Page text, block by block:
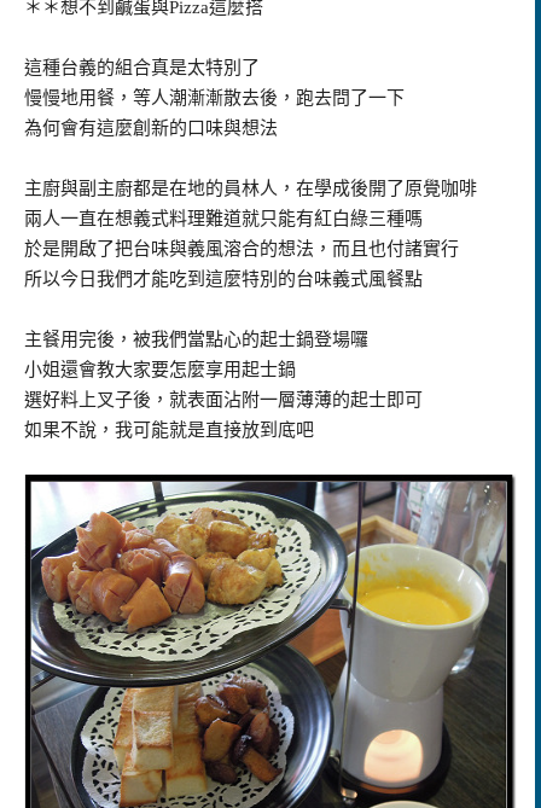
＊＊想不到 鹹蛋與Pizza這麼搭
這種台義的組合真是太特別了
慢慢地用餐，等人潮漸漸散去後，跑去問了一下
為何會有這麼創新的口味與想法
主廚與副主廚都是在地的員林人，在學成後開了原覺咖啡
兩人一直在想義式料理難道就只能有紅白綠三種嗎
於是開啟了把台味與義風溶合的想法，而且也付諸實行
所以今日我們才能吃到這麼特別的台味義式風餐點
主餐用完後，被我們當點心的起士鍋登場囉
小姐還會教大家要怎麼享用起士鍋
選好料上叉子後，就表面沾附一層薄薄的起士即可
如果不說，我可能就是直接放到底吧